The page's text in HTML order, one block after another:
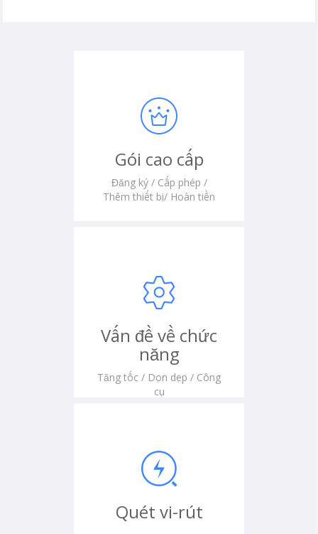
Gói cao cấp
Đăng ký / Cấp phép /
Thêm thiết bị/ Hoàn tiền
Vấn đề về chức
năng
Tăng tốc / Dọn dẹp / Công
cụ
Quét vi-rút